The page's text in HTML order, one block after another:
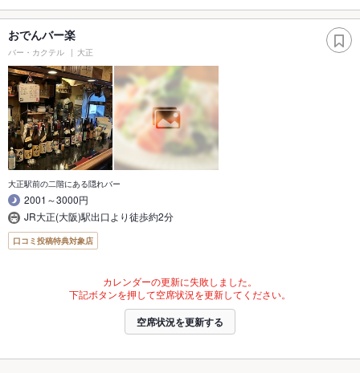
おでんバー楽
バー・カクテル 大正
大正駅前の二階にある隠れバー
2001～3000円
JR大正(大阪)駅出口より徒歩約2分
口コミ投稿特典対象店
カレンダーの更新に失敗しました。
下記ボタンを押して空席状況を更新してください。
空席状況を更新する